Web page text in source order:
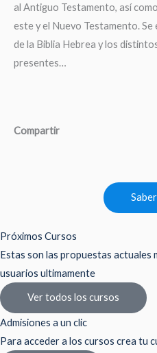
al Antiguo Testamento, así
este y el Nuevo Testamento.
de la Biblia Hebrea y los
presentes…
Compartir
Próximos Cursos
Estas son las propuestas actuales
usuarios ultimamente
Ver todos los cursos
Admisiones a un clic
Para acceder a los cursos crea tu